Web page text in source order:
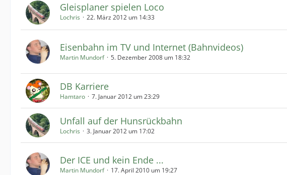
Gleisplaner spielen Loco
Lochris 22. März 2012 um 14:33
Eisenbahn im TV und Internet (Bahnvideos)
Martin Mundorf 5. Dezember 2008 um 18:32
DB Karriere
Hamtaro 7. Januar 2012 um 23:29
Unfall auf der Hunsrückbahn
Lochris 3. Januar 2012 um 17:02
Der ICE und kein Ende ...
Martin Mundorf 17. April 2010 um 19:27